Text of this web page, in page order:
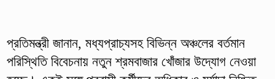
প্রতিমন্ত্রী জানান, মধ্যপ্রাচ্যসহ বিভিন্ন অঞ্চলের বর্তমান
পরিস্থিতি বিবেচনায় নতুন শ্রমবাজার খোঁজার উদ্যোগ নেওয়া